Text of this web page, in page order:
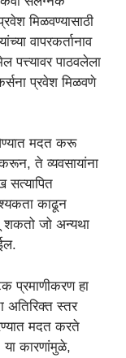
मिळवण्यासाठी
वापरकर्तानाव
पत्त्यावर पाठवलेला
प्रवेश मिळवणे
मदत करू
ते व्यवसायांना
सत्यापित
काढून
शकतो जो अन्यथा
प्रमाणीकरण हा
अतिरिक्त स्तर
मदत करते
कारणांमुळे,